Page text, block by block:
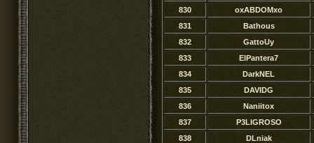
830
oxABDOMxo
831
Bathous
832
GattoUy
833
ElPantera7
834
DarkNEL
835
DAVIDG
836
Naniitox
837
P3LIGROSO
838
DLniak